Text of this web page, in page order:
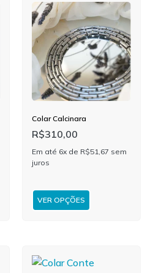
Colar Calcinara
R$310,00
Em até 6x de R$51,67 sem
juros
VER OPÇÕES